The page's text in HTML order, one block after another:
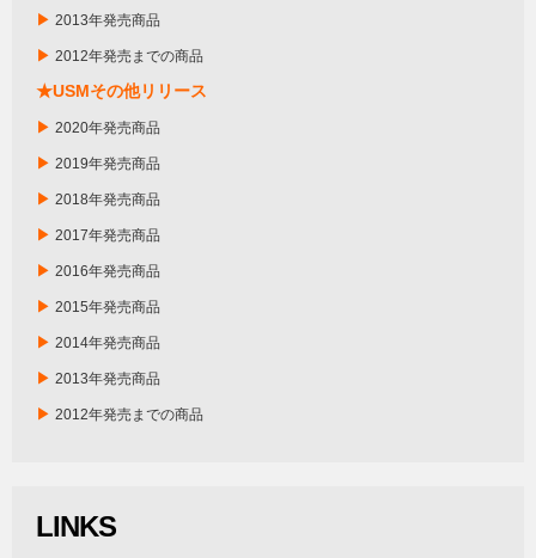
▶ 2013年発売商品
▶ 2012年発売までの商品
★USMその他リリース
▶ 2020年発売商品
▶ 2019年発売商品
▶ 2018年発売商品
▶ 2017年発売商品
▶ 2016年発売商品
▶ 2015年発売商品
▶ 2014年発売商品
▶ 2013年発売商品
▶ 2012年発売までの商品
LINKS